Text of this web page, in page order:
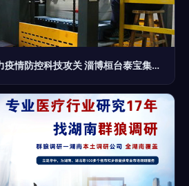
捐赠20万医疗产品助力疫情防控科技攻关 淄博桓台泰宝集团疫情面前展现“泰宝”担当